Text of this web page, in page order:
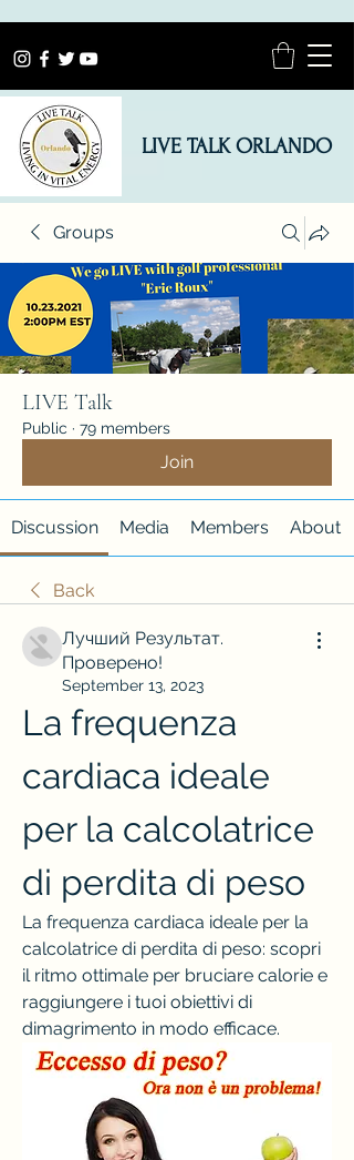
LIVE TALK ORLANDO
Groups
LIVE Talk
Public · 79 members
Join
Discussion Media Members About
Back
Лучший Результат.
Проверено!
September 13, 2023
La frequenza
cardiaca ideale
per la calcolatrice
di perdita di peso
La frequenza cardiaca ideale per la
calcolatrice di perdita di peso: scopri
il ritmo ottimale per bruciare calorie e
raggiungere i tuoi obiettivi di
dimagrimento in modo efficace.